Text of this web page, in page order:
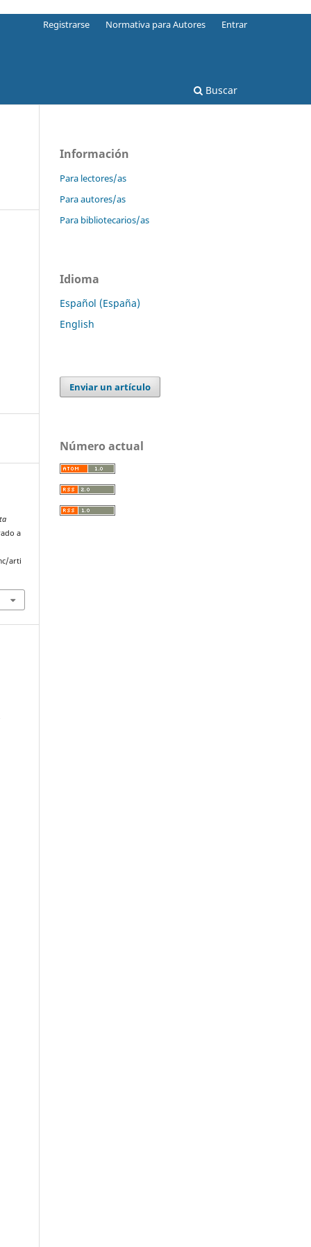
Buscar
Registrarse Normativa para Autores Entrar
a
arti
Información
Para lectores/as
Para autores/as
Para bibliotecarios/as
Idioma
Español (España)
English
Enviar un artículo
Número actual